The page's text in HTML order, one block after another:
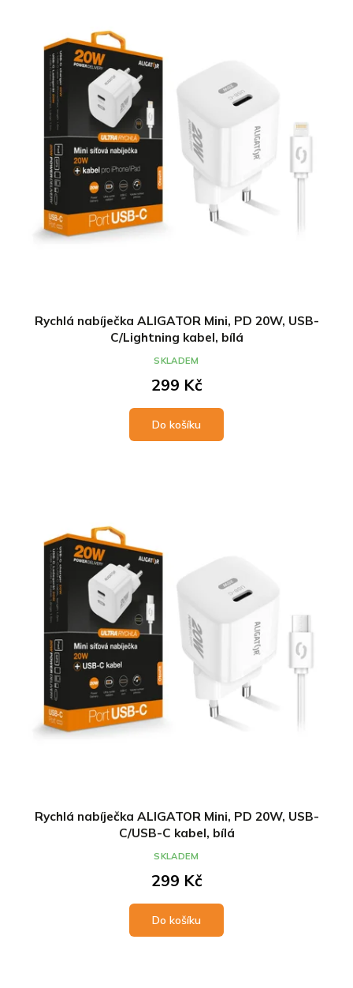
Rychlá nabíječka ALIGATOR Mini, PD 20W, USB-
C/Lightning kabel, bílá
299 Kč
Do košíku
SKLADEM
Rychlá nabíječka ALIGATOR Mini, PD 20W, USB-
C/USB-C kabel, bílá
299 Kč
Do košíku
SKLADEM